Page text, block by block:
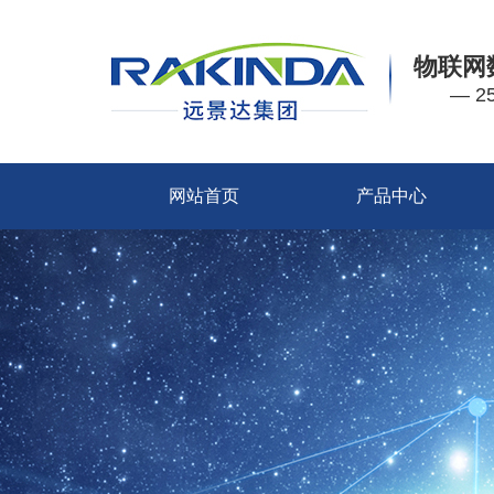
物联网
—
网站首页 产品中心